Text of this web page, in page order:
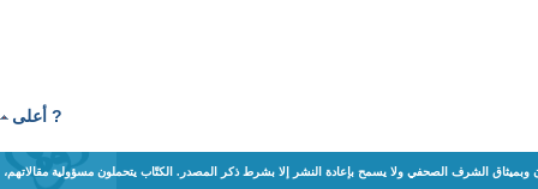
? أعلى
الشرف الصحفي ولا يسمح بإعادة النشر إلا بشرط ذكر المصدر. الكتّاب يتحملون مسؤولية مقالاتهم،